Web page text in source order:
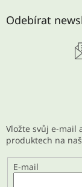
Odebírat
Vložte svůj e-mail
produktech na
E-mail